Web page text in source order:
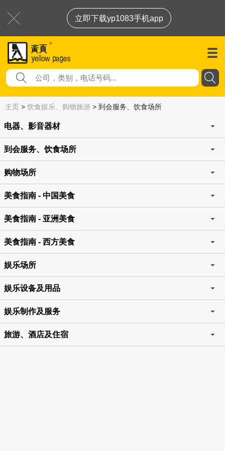
立即下载yp1083手机app
主页 > 饮食娱乐、购物旅游 > 到会服务、饮食场所
电器、影音器材
到会服务、饮食场所
购物场所
美食指南 - 中国美食
美食指南 - 亚洲美食
美食指南 - 西方美食
娱乐场所
娱乐设备及用品
娱乐制作及服务
旅游、酒店及住宿